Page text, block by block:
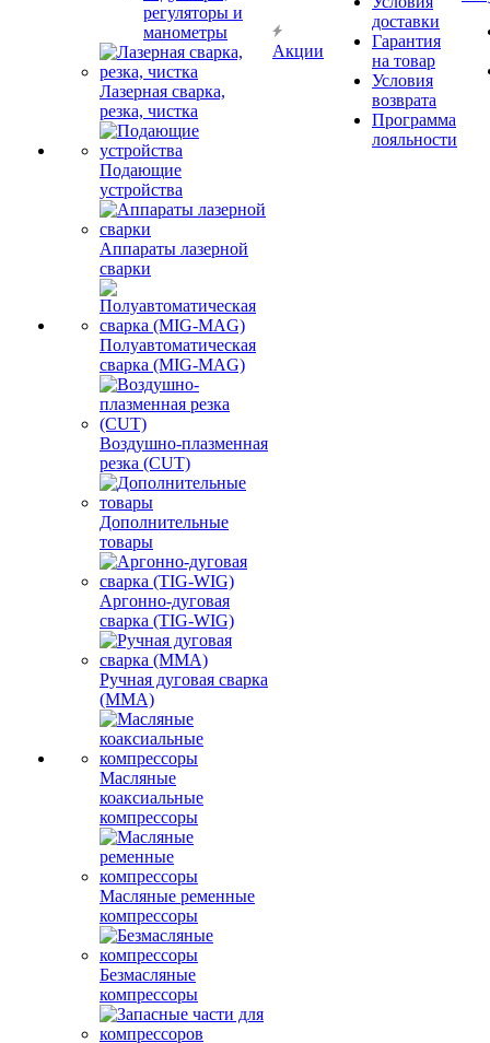
регуляторы и
манометры
Лазерная сварка,
резка, чистка
Подающие
устройства
Аппараты лазерной
сварки
Полуавтоматическая
сварка (MIG-MAG)
Воздушно-плазменная
резка (CUT)
Дополнительные
товары
Аргонно-дуговая
сварка (TIG-WIG)
Ручная дуговая сварка
(MMA)
Масляные
коаксиальные
компрессоры
Масляные ременные
компрессоры
Безмасляные
компрессоры
Акции
доставки
Гарантия
на товар
Условия
возврата
Программа
лояльности